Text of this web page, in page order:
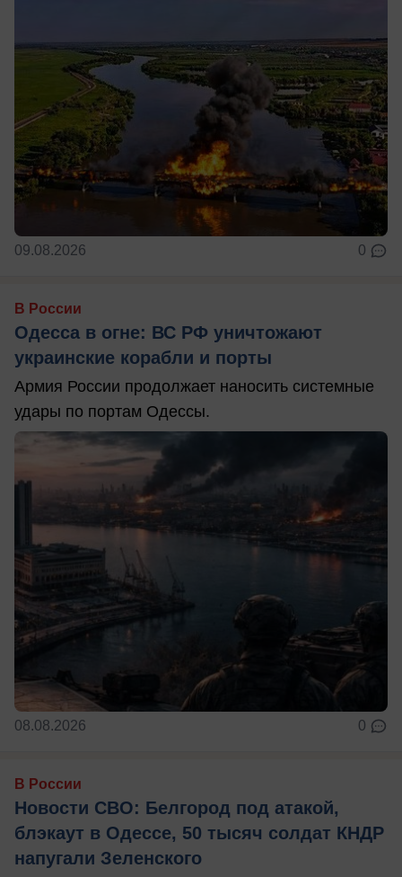
09.08.2026 0
В России
Одесса в огне: ВС РФ уничтожают
украинские корабли и порты
Армия России продолжает наносить системные
удары по портам Одессы.
08.08.2026 0
В России
Новости СВО: Белгород под атакой,
блэкаут в Одессе, 50 тысяч солдат КНДР
напугали Зеленского